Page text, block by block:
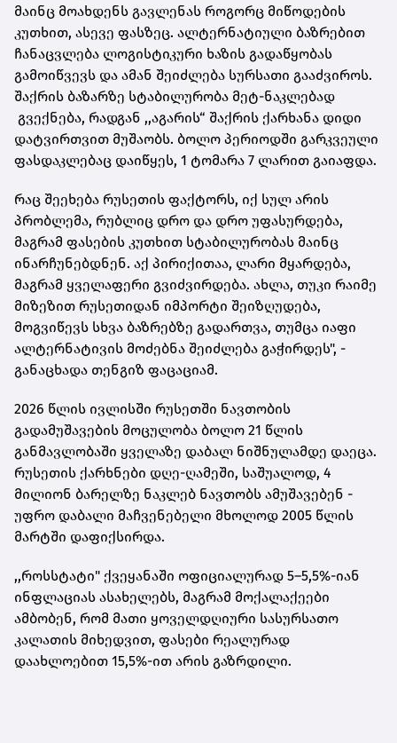
მაინც მოახდენს გავლენას როგორც მიწოდების
კუთხით, ასევე ფასზეც. ალტერნატიული ბაზრებით
ჩანაცვლება ლოგისტიკური ხაზის გადაწყობას
გამოიწვევს და ამან შეიძლება სურსათი გააძვიროს.
შაქრის ბაზარზე სტაბილურობა მეტ-ნაკლებად
გვექნება, რადგან ,,აგარის“ შაქრის ქარხანა დიდი
დატვირთვით მუშაობს. ბოლო პერიოდში გარკვეული
ფასდაკლებაც დაიწყეს, 1 ტომარა 7 ლარით გაიაფდა.
რაც შეეხება რუსეთის ფაქტორს, იქ სულ არის
პრობლემა, რუბლიც დრო და დრო უფასურდება,
მაგრამ ფასების კუთხით სტაბილურობას მაინც
ინარჩუნებდნენ. აქ პირიქითაა, ლარი მყარდება,
მაგრამ ყველაფერი გვიძვირდება. ახლა, თუკი რაიმე
მიზეზით რუსეთიდან იმპორტი შეიზღუდება,
მოგვიწევს სხვა ბაზრებზე გადართვა, თუმცა იაფი
ალტერნატივის მოძებნა შეიძლება გაჭირდეს", -
განაცხადა თენგიზ ფაცაციამ.
2026 წლის ივლისში რუსეთში ნავთობის
გადამუშავების მოცულობა ბოლო 21 წლის
განმავლობაში ყველაზე დაბალ ნიშნულამდე დაეცა.
რუსეთის ქარხნები დღე-ღამეში, საშუალოდ, 4
მილიონ ბარელზე ნაკლებ ნავთობს ამუშავებენ -
უფრო დაბალი მაჩვენებელი მხოლოდ 2005 წლის
მარტში დაფიქსირდა.
,,როსსტატი" ქვეყანაში ოფიციალურად 5–5,5%-იან
ინფლაციას ასახელებს, მაგრამ მოქალაქეები
ამბობენ, რომ მათი ყოველდღიური სასურსათო
კალათის მიხედვით, ფასები რეალურად
დაახლოებით 15,5%-ით არის გაზრდილი.